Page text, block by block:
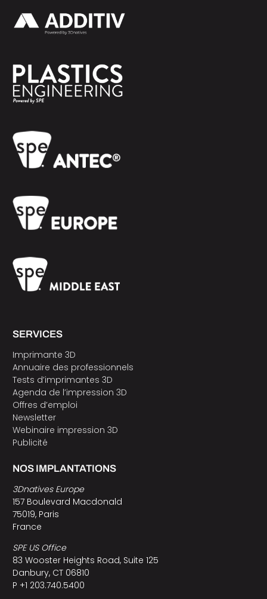
SERVICES
Imprimante 3D
Annuaire des professionnels
Tests d’imprimantes 3D
Agenda de l’impression 3D
Offres d’emploi
Newsletter
Webinaire impression 3D
Publicité
NOS IMPLANTATIONS
3Dnatives Europe
157 Boulevard Macdonald
75019, Paris
France
SPE US Office
83 Wooster Heights Road, Suite 125
Danbury, CT 06810
P +1 203.740.5400